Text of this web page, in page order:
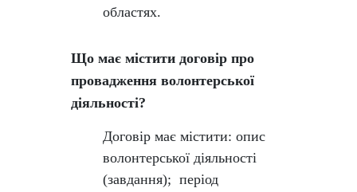
областях.
Що має містити договір про
провадження волонтерської
діяльності?
Договір має містити: опис
волонтерської діяльності
(завдання); період